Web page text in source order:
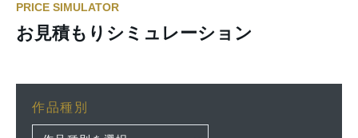
PRICE SIMULATOR
お見積もりシミュレーション
作品種別